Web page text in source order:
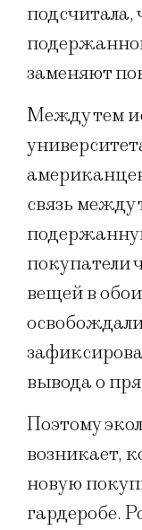
подсчитала,
заменяют
Между тем
связь
покупатели
вещей в
вывода о
Поэтому
возникает,
новую
гардеробе.